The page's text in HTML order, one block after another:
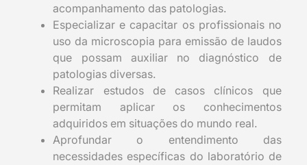
acompanhamento das patologias.
Especializar e capacitar os profissionais no
uso da microscopia para emissão de laudos
que possam auxiliar no diagnóstico de
patologias diversas.
Realizar estudos de casos clínicos que
permitam aplicar os conhecimentos
adquiridos em situações do mundo real.
Aprofundar o entendimento das
necessidades específicas do laboratório de